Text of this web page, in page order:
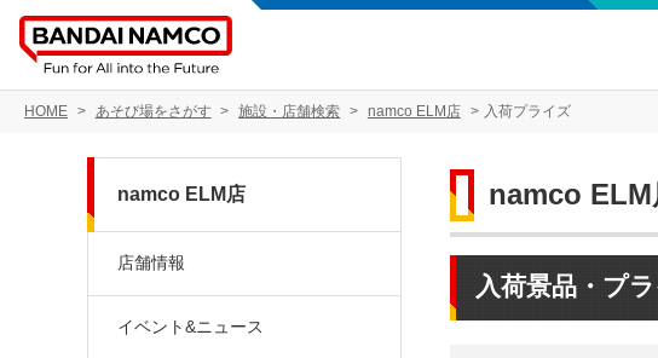
HOME あそび場をさがす 施設・店舗検索 namco ELM店 入荷プライズ
namco ELM
入荷景品・プ
namco ELM店
店舗情報
イベント&ニュース